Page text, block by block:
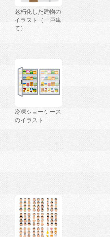
老朽化した建物の
イラスト（一戸建
て）
冷凍ショーケース
のイラスト